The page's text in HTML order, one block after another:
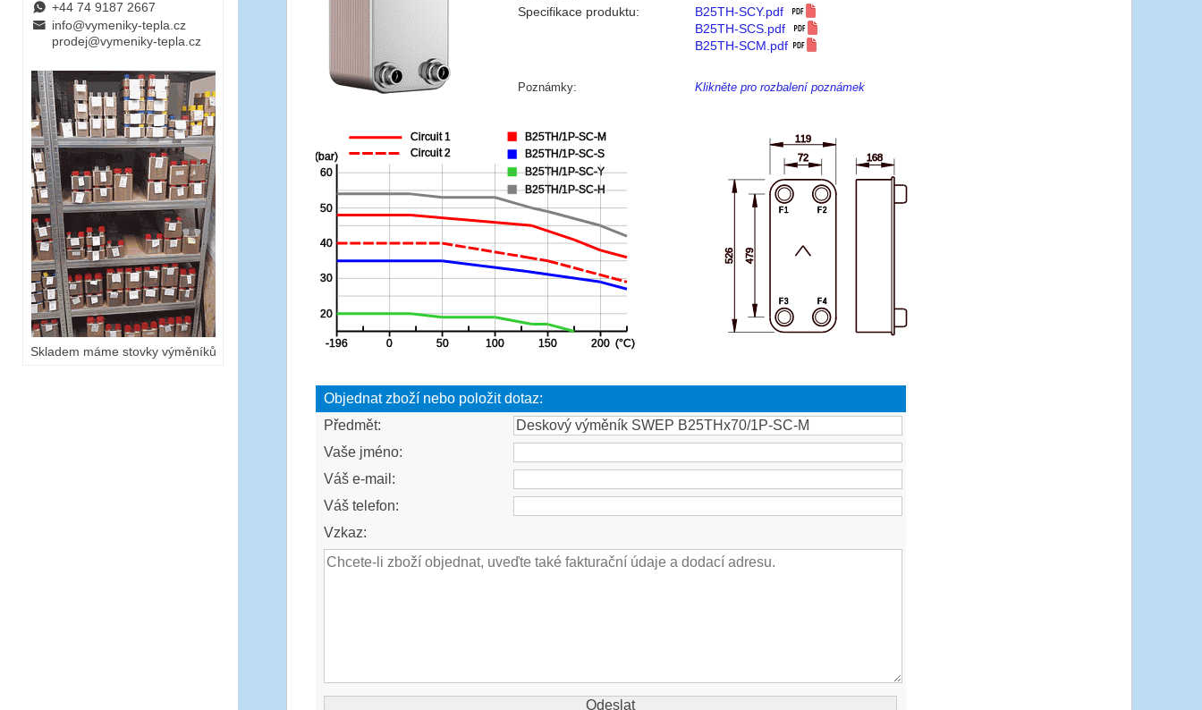
E +44 74 9187 2667
B info@vymeniky-tepla.cz
prodej@vymeniky-tepla.cz
Skladem máme stovky výměníků
Specifikace produktu:
B25TH-SCY.pdf
B25TH-SCS.pdf
B25TH-SCM.pdf
Poznámky: Klikněte pro rozbalení poznámek
Objednat zboží nebo položit dotaz:
Předmět:
Vaše jméno:
Váš e-mail:
Váš telefon:
Vzkaz: